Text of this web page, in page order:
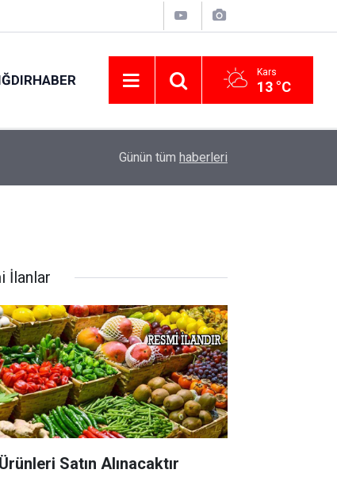
Kars
13 °C
‘Sivaslılar Günü’nde Ebru Yaşar rüzgarı
Günün tüm haberleri
İlanlar
Satın Alınacaktır